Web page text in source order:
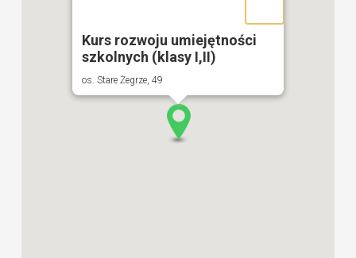
Kurs rozwoju umiejętności
szkolnych (klasy I,II)
os. Stare Żegrze, 49